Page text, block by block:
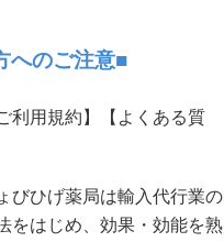
へのご注意■
利用規約】【よくある質
びひげ薬局は輸入代行業の
をはじめ、効果・効能を熟